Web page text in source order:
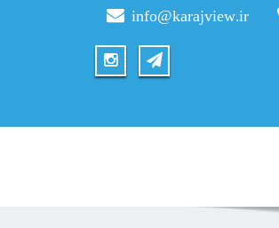
info@karajview.ir